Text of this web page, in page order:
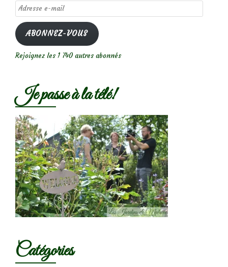
Adresse
e-
mail
ABONNEZ-VOUS
Rejoignez les 1 740 autres abonnés
Je passe à la télé!
Catégories